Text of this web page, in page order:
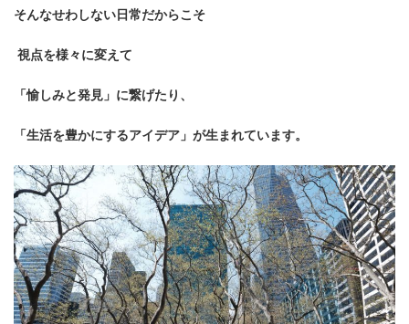
そんなせわしない日常だからこそ
視点を様々に変えて
「愉しみと発見」に繋げたり、
「生活を豊かにするアイデア」が生まれています。